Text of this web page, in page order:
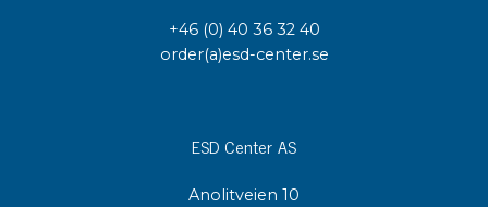
+46 (0) 40 36 32 40
order(a)esd-center.se
ESD Center AS
Anolitveien 10